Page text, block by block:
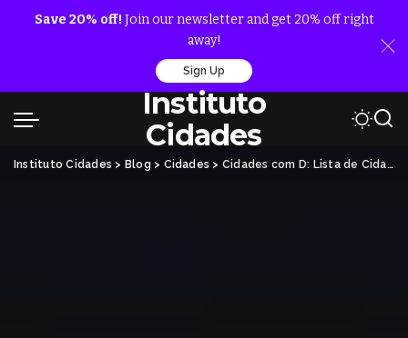
Save 20% off! Join our newsletter and get 20% off right
away!
Sign Up
Instituto
Cidades
Instituto Cidades > Blog > Cidades > Cidades com D: Lista de Cidades com D no Brasil e no Mundo